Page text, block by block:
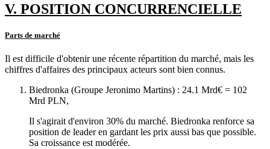
V. POSITION CONCURRENCIELLE
Parts de marché
Il est difficile d'obtenir une récente répartition du marché, mais les
chiffres d'affaires des principaux acteurs sont bien connus.
Biedronka (Groupe Jeronimo Martins) : 24.1 Mrd€ = 102
Mrd PLN,
Il s'agirait d'environ 30% du marché. Biedronka renforce sa
position de leader en gardant les prix aussi bas que possible.
Sa croissance est modérée.